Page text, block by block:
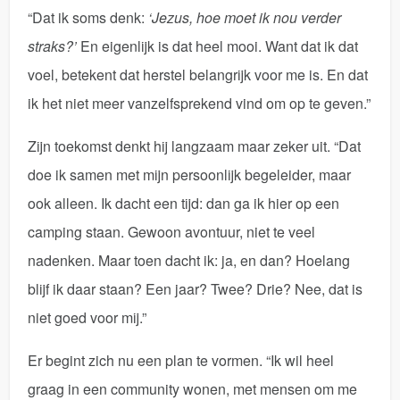
“Dat ik soms denk: ‘Jezus, hoe moet ik nou verder
straks?’ En eigenlijk is dat heel mooi. Want dat ik dat
voel, betekent dat herstel belangrijk voor me is. En dat
ik het niet meer vanzelfsprekend vind om op te geven.”
Zijn toekomst denkt hij langzaam maar zeker uit. “Dat
doe ik samen met mijn persoonlijk begeleider, maar
ook alleen. Ik dacht een tijd: dan ga ik hier op een
camping staan. Gewoon avontuur, niet te veel
nadenken. Maar toen dacht ik: ja, en dan? Hoelang
blijf ik daar staan? Een jaar? Twee? Drie? Nee, dat is
niet goed voor mij.”
Er begint zich nu een plan te vormen. “Ik wil heel
graag in een community wonen, met mensen om me